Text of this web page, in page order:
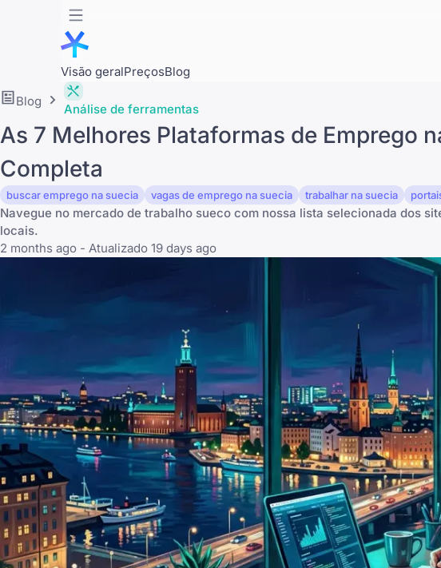
Visão geralPreçosBlog
Blog
Análise de ferramentas
As 7 Melhores Plataformas de Emprego
Completa
buscar emprego na suecia vagas de emprego na suecia trabalhar na suecia
Navegue no mercado de trabalho sueco com nossa lista selecionada dos
locais.
2 months ago - Atualizado 19 days ago